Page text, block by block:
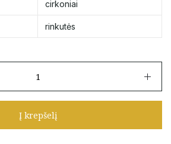
cirkoniai
rinkutės
Į krepšelį